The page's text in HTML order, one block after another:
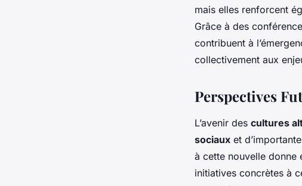
mais elles renforcent
Grâce à des
contribuent à
collectivement aux
Perspectives
L’avenir des cultures
sociaux et
à cette nouvelle donne
initiatives concrètes à